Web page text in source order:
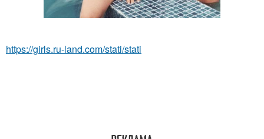
https://girls.ru-land.com/stati/stati